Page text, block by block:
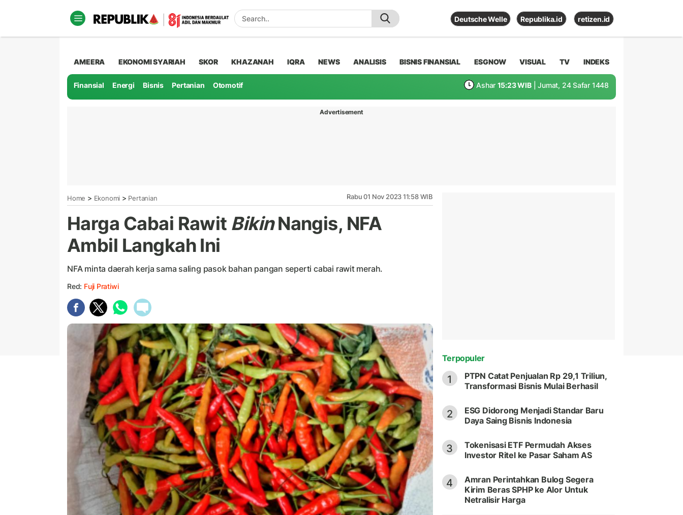
Deutsche Welle Republika.id retizen.id
AMEERA EKONOMI SYARIAH SKOR KHAZANAH IQRA NEWS ANALISIS BISNIS FINANSIAL ESGNOW VISUAL TV INDEKS
Finansial Energi Bisnis Pertanian Otomotif Ashar 15:23 WIB | Jumat, 24 Safar 1448
Advertisement
Home > Ekonomi > Pertanian Rabu 01 Nov 2023 11:58 WIB
Harga Cabai Rawit BikinNangis, NFA
Ambil Langkah Ini
NFA minta daerah kerja sama saling pasok bahan pangan seperti cabai rawit merah.
Red: Fuji Pratiwi
Terpopuler
1
PTPN Catat Penjualan Rp 29,1 Triliun,
Transformasi Bisnis Mulai Berhasil
2
ESG Didorong Menjadi Standar Baru
Daya Saing Bisnis Indonesia
3
Tokenisasi ETF Permudah Akses
Investor Ritel ke Pasar Saham AS
4
Amran Perintahkan Bulog Segera
Kirim Beras SPHP ke Alor Untuk
Netralisir Harga